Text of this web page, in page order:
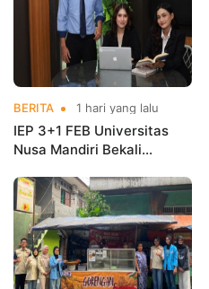
BERITA 1 hari yang lalu
IEP 3+1 FEB Universitas
Nusa Mandiri Bekali
Kerja Sebelum Lulus